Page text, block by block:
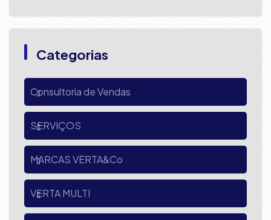
Categorias
Consultoria de Vendas
SERVIÇOS
MARCAS VERTA&Co
VERTA MULTI